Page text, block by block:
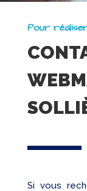
Pour
Si vous